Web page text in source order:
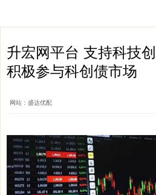
升宏网平台 支持科技
积极参与科创债市场
网站：盛达优配